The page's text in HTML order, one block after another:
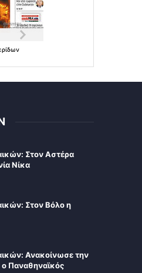
Στον Αστέρα
Νίκα
Στον Βόλο η
Ανακοίνωσε την
Παναθηναϊκός